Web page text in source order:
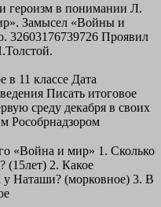
героизм в понимании Л.
Замысел «Войны и
32603176739726 Проявил
в 11 классе Дата
Писать итоговое
среду декабря в своих
Рособрнадзором
«Война и мир» 1. Сколько
(15лет) 2. Какое
Наташи? (морковное) 3. В